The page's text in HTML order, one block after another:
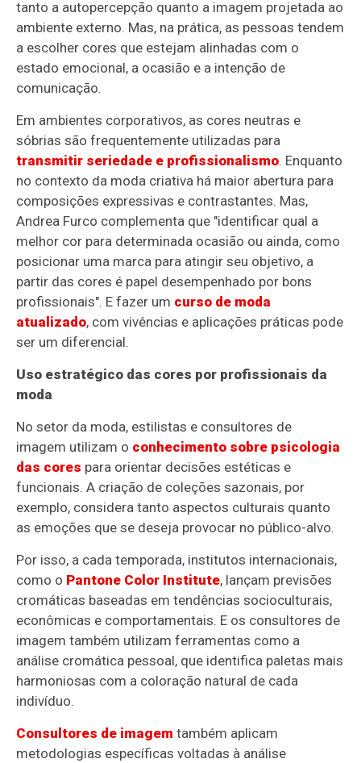
tanto a autopercepção quanto a imagem projetada ao
ambiente externo. Mas, na prática, as pessoas tendem
a escolher cores que estejam alinhadas com o
estado emocional, a ocasião e a intenção de
comunicação.
Em ambientes corporativos, as cores neutras e
sóbrias são frequentemente utilizadas para
transmitir seriedade e profissionalismo. Enquanto
no contexto da moda criativa há maior abertura para
composições expressivas e contrastantes. Mas,
Andrea Furco complementa que "identificar qual a
melhor cor para determinada ocasião ou ainda, como
posicionar uma marca para atingir seu objetivo, a
partir das cores é papel desempenhado por bons
profissionais". E fazer um curso de moda
atualizado, com vivências e aplicações práticas pode
ser um diferencial.
Uso estratégico das cores por profissionais da
moda
No setor da moda, estilistas e consultores de
imagem utilizam o conhecimento sobre psicologia
das cores para orientar decisões estéticas e
funcionais. A criação de coleções sazonais, por
exemplo, considera tanto aspectos culturais quanto
as emoções que se deseja provocar no público-alvo.
Por isso, a cada temporada, institutos internacionais,
como o Pantone Color Institute, lançam previsões
cromáticas baseadas em tendências socioculturais,
econômicas e comportamentais. E os consultores de
imagem também utilizam ferramentas como a
análise cromática pessoal, que identifica paletas mais
harmoniosas com a coloração natural de cada
indivíduo.
Consultores de imagem também aplicam
metodologias específicas voltadas à análise